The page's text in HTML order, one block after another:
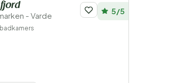
- Varde 5/5